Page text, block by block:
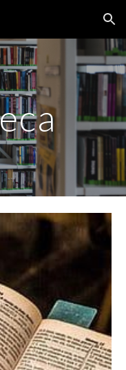
Skip to navigation